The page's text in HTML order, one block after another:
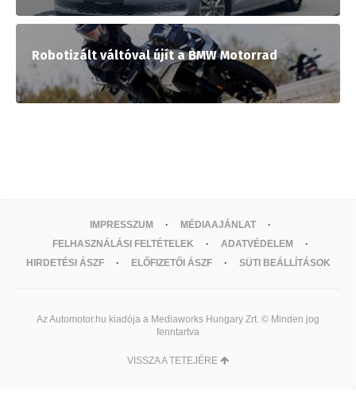
Robotizált váltóval újít a BMW Motorrad
IMPRESSZUM
MÉDIAAJÁNLAT
FELHASZNÁLÁSI FELTÉTELEK
ADATVÉDELEM
HIRDETÉSI ÁSZF
ELŐFIZETŐI ÁSZF SÜTI BEÁLLÍTÁSOK
Az Automotor.hu kiadója a Mediaworks Hungary Zrt. © Minden jog
fenntartva
VISSZA A TETEJÉRE